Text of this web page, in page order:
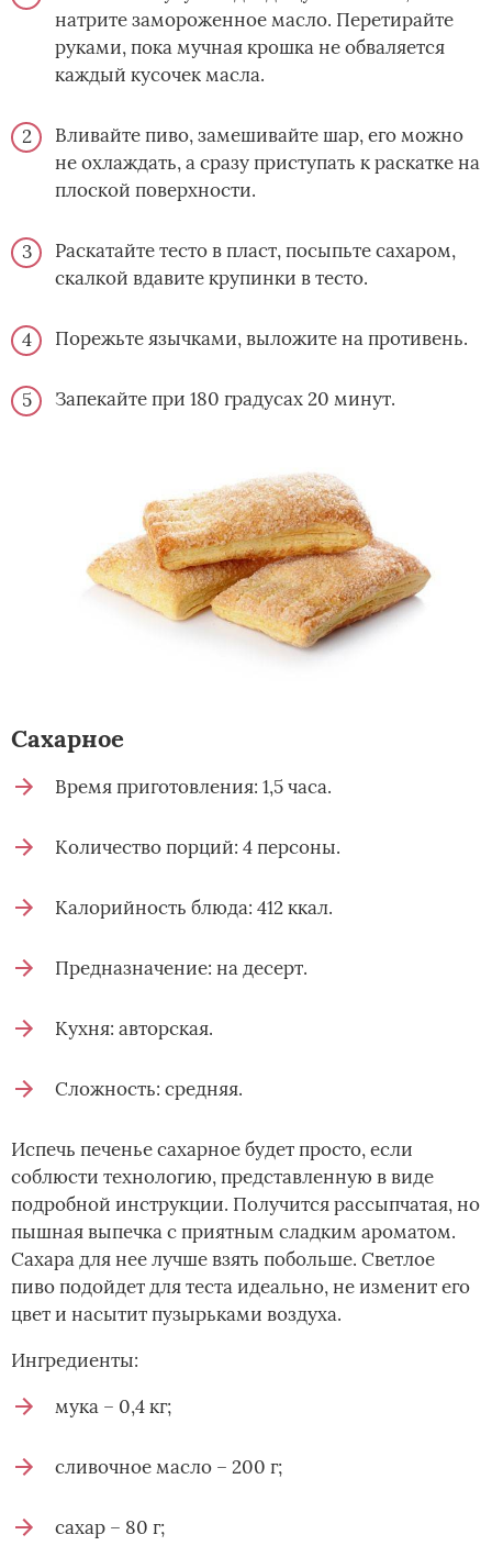
натрите замороженное масло. Перетирайте
руками, пока мучная крошка не обваляется
каждый кусочек масла.
Вливайте пиво, замешивайте шар, его можно
не охлаждать, а сразу приступать к раскатке на
плоской поверхности.
Раскатайте тесто в пласт, посыпьте сахаром,
скалкой вдавите крупинки в тесто.
Порежьте язычками, выложите на противень.
Запекайте при 180 градусах 20 минут.
Сахарное
Время приготовления: 1,5 часа.
Количество порций: 4 персоны.
Калорийность блюда: 412 ккал.
Предназначение: на десерт.
Кухня: авторская.
Сложность: средняя.
Испечь печенье сахарное будет просто, если
соблюсти технологию, представленную в виде
подробной инструкции. Получится рассыпчатая, но
пышная выпечка с приятным сладким ароматом.
Сахара для нее лучше взять побольше. Светлое
пиво подойдет для теста идеально, не изменит его
цвет и насытит пузырьками воздуха.
Ингредиенты:
мука – 0,4 кг;
сливочное масло – 200 г;
сахар – 80 г;